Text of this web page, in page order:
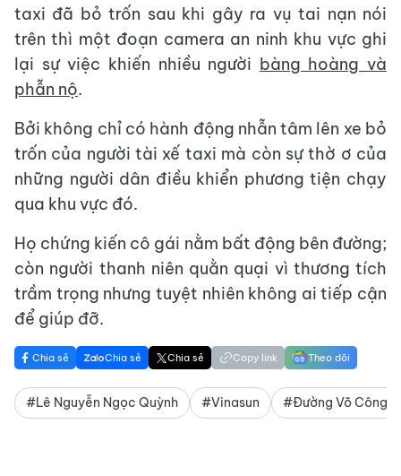
taxi đã bỏ trốn sau khi gây ra vụ tai nạn nói
trên thì một đoạn camera an ninh khu vực ghi
lại sự việc khiến nhiều người bàng hoàng và
phẫn nộ.
Bởi không chỉ có hành động nhẫn tâm lên xe bỏ
trốn của người tài xế taxi mà còn sự thờ ơ của
những người dân điều khiển phương tiện chạy
qua khu vực đó.
Họ chứng kiến cô gái nằm bất động bên đường;
còn người thanh niên quằn quại vì thương tích
trầm trọng nhưng tuyệt nhiên không ai tiếp cận
để giúp đỡ.
Chia sẻ Chia sẻ Chia sẻ Copy link Theo dõi
#Lê Nguyễn Ngọc Quỳnh #Vinasun #Đường Võ Công